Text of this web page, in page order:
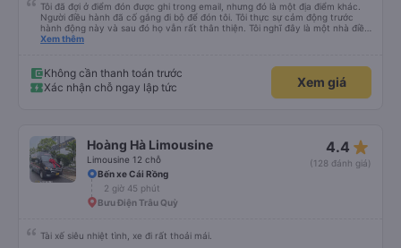
Tôi đã đợi ở điểm đón được ghi trong email, nhưng đó là một địa điểm khác.
Người điều hành đã cố gắng đi bộ để đón tôi. Tôi thực sự cảm động trước
hành động này và sau đó họ vẫn rất thân thiện. Tôi nghĩ đây là một nhà điều
hành xe buýt rất đáng tin cậy.
Xem thêm
Không cần thanh toán trước
Xác nhận chỗ ngay lập tức
Xem giá
Hoàng Hà Limousine
Limousine 12 chỗ
4.4 star_rate
(128 đánh giá)
Bến xe Cái Rồng
2 giờ 45 phút
Bưu Điện Trâu Quỳ
Tài xế siêu nhiệt tình, xe đi rất thoải mái.